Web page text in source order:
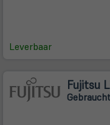
Leverbaar
Fujitsu